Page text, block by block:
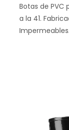
Botas de PVC
a la 41.